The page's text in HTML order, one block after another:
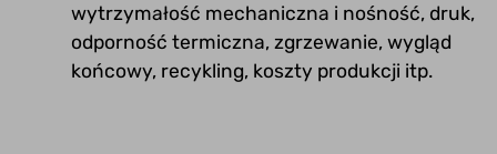
wytrzymałość mechaniczna i nośność, druk,
odporność termiczna, zgrzewanie, wygląd
końcowy, recykling, koszty produkcji itp.